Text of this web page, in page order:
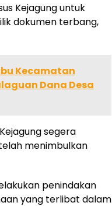
Kejagung untuk
dokumen terbang,
Kecamatan
Dana Desa
segera
menimbulkan
penindakan
yang terlibat dalam